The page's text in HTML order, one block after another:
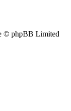
© phpBB Limited